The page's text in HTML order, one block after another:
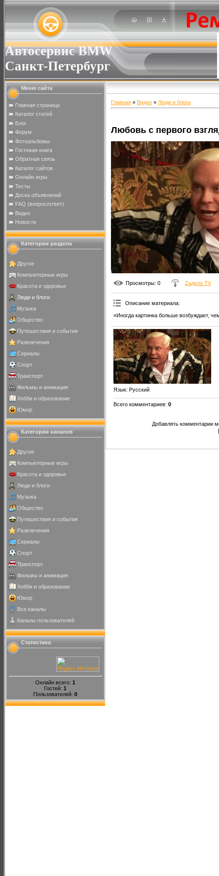
Автосервис BMW
Санкт-Петербург
Меню сайта
Главная страница
Каталог статей
Блог
Форум
Фотоальбомы
Гостевая книга
Обратная связь
Каталог сайтов
Онлайн игры
Тесты
Доска объявлений
FAQ (вопрос/ответ)
Видео
Новости
Категории раздела
Другое
Компьютерные игры
Красота и здоровье
Люди и блоги
Музыка
Общество
Путешествия и события
Развлечения
Сериалы
Спорт
Транспорт
Фильмы и анимация
Хобби и образование
Юмор
Категории каналов
Другое
Компьютерные игры
Красота и здоровье
Люди и блоги
Музыка
Общество
Путешествия и события
Развлечения
Сериалы
Спорт
Транспорт
Фильмы и анимация
Хобби и образование
Юмор
Все каналы
Каналы пользователей
Статистика
Онлайн всего: 1
Гостей: 1
Пользователей: 0
Главная » Видео » Люди и блоги
Любовь с первого
Просмотры: 0 Zадело TV
Описание материала:
«Иногда картинка больше возбуждает,
Язык: Русский
Всего комментариев: 0
Добавлять комментарии